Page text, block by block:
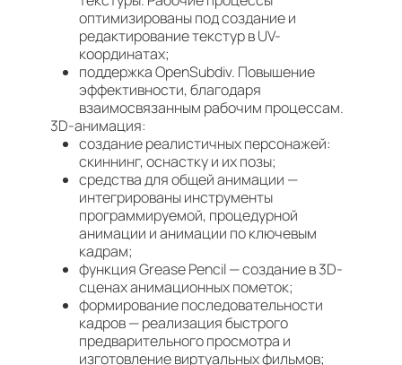
оптимизированы под создание и
редактирование текстур в UV-
координатах;
поддержка OpenSubdiv. Повышение
эффективности, благодаря
взаимосвязанным рабочим процессам.
3D-анимация:
создание реалистичных персонажей:
скиннинг, оснастку и их позы;
средства для общей анимации —
интегрированы инструменты
программируемой, процедурной
анимации и анимации по ключевым
кадрам;
функция Grease Pencil — создание в 3D-
сценах анимационных пометок;
формирование последовательности
кадров — реализация быстрого
предварительного просмотра и
изготовление виртуальных фильмов;